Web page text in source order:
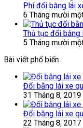
Phí đổi bằng lái
6 Tháng mười
Thủ tục đổi bằng
5 Tháng mười
Bài viết phổ biến
Đổi bằng lái xe
31 Tháng 8, 2019
Đổi bằng lái xe
22 Tháng 8, 2017